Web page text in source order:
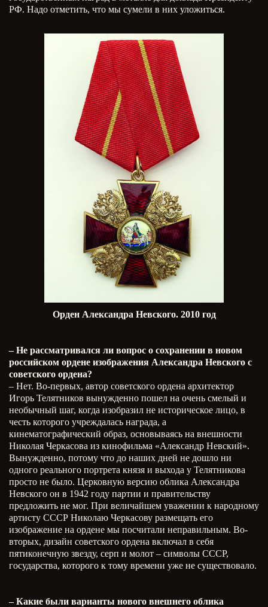
РФ. Надо отметить, что мы сумели в них уложиться.
Орден Александра Невского. 2010 год
– Не рассматривался ли вопрос о сохранении в новом
российском ордене изображения Александра Невского с
советского ордена?
– Нет. Во-первых, автор советского ордена архитектор
Игорь Телятников вынужденно пошел на очень смелый и
необычный шаг, когда изобразил не историческое лицо, в
честь которого учреждалась награда, а
кинематографический образ, основываясь на внешности
Николая Черкасова из кинофильма «Александр Невский».
Вынужденно, потому что до наших дней не дошло ни
одного реального портрета князя и выхода у Телятникова
просто не было. Церковную версию облика Александра
Невского он в 1942 году партии и правительству
предложить не мог. При величайшем уважении к народному
артисту СССР Николаю Черкасову размещать его
изображение на ордене мы посчитали неправильным. Во-
вторых, дизайн советского ордена включал в себя
пятиконечную звезду, серп и молот – символы СССР,
государства, которого к тому времени уже не существовало.
– Какие были варианты нового внешнего облика